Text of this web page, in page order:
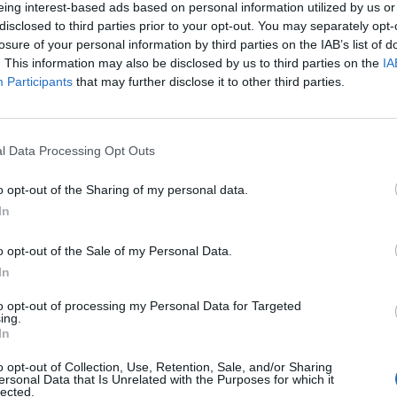
interest-based ads based on personal information utilized by us
to third parties prior to your opt-out. You may separately
of your personal information by third parties on the IAB’s list of
This information may also be disclosed by us to third parties on the
Participants that may further disclose it to other third parties.
Data Processing Opt Outs
opt-out of the Sharing of my personal data.
opt-out of the Sale of my Personal Data.
opt-out of processing my Personal Data for Targeted
opt-out of Collection, Use, Retention, Sale, and/or Sharing
Data that Is Unrelated with the Purposes for which it
napvilágot az Egyesült Államokban a júliusi
adatok. Elemzők szerint az új munkahelyek száma
ahhoz, hogy a munkanélküliség csökkenni
Munkaügyi Minisztériuma ma teszi közzé a júliusi
Az új munkahelyek száma valószínűleg meghaladta a
az a második negyedéves GDP statisztikákból is jól
portfolio.hu hírarchívumához tartozik, melynek olvasása
tartalmazza:
elmúlt 2 év napon belüli